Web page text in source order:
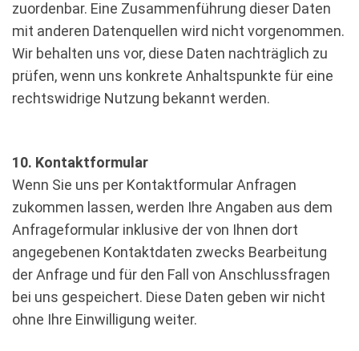
zuordenbar. Eine Zusammenführung dieser Daten
mit anderen Datenquellen wird nicht vorgenommen.
Wir behalten uns vor, diese Daten nachträglich zu
prüfen, wenn uns konkrete Anhaltspunkte für eine
rechtswidrige Nutzung bekannt werden.
10. Kontaktformular
Wenn Sie uns per Kontaktformular Anfragen
zukommen lassen, werden Ihre Angaben aus dem
Anfrageformular inklusive der von Ihnen dort
angegebenen Kontaktdaten zwecks Bearbeitung
der Anfrage und für den Fall von Anschlussfragen
bei uns gespeichert. Diese Daten geben wir nicht
ohne Ihre Einwilligung weiter.